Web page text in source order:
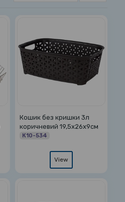
Кошик без кришки 3л
коричневий 19,5х26х9см
К10-534
View